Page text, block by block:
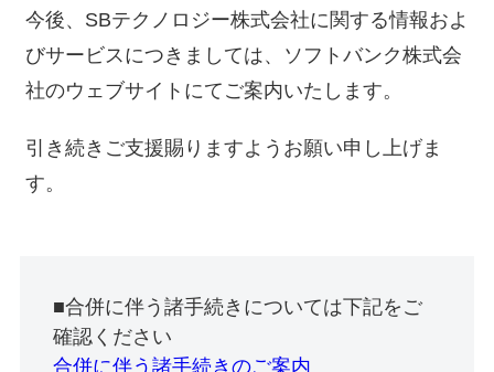
今後、SBテクノロジー株式会社に関する情報およ
びサービスにつきましては、ソフトバンク株式会
社のウェブサイトにてご案内いたします。
引き続きご支援賜りますようお願い申し上げま
す。
■合併に伴う諸手続きについては下記をご
確認ください
合併に伴う諸手続きのご案内